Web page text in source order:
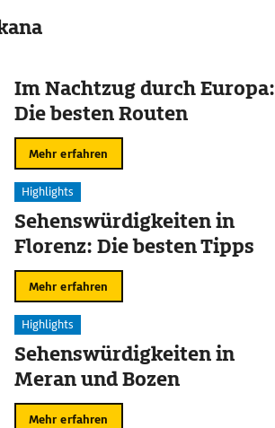
Im Nachtzug durch Europa:
Die besten Routen
Mehr erfahren
Highlights
Sehenswürdigkeiten in
Florenz: Die besten Tipps
Mehr erfahren
Highlights
Sehenswürdigkeiten in
Meran und Bozen
Mehr erfahren